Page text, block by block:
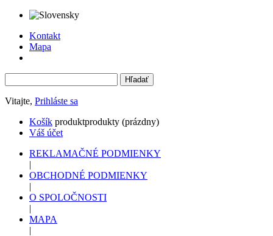
Kontakt
Mapa
Vitajte, Prihláste sa
Košík produktprodukty (prázdny)
Váš účet
REKLAMAČNÉ PODMIENKY
|
OBCHODNÉ PODMIENKY
|
O SPOLOČNOSTI
|
MAPA
|